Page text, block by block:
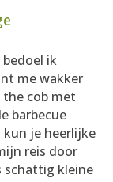
bedoel ik
me wakker
the cob met
barbecue
kun je heerlijke
reis door
schattig kleine